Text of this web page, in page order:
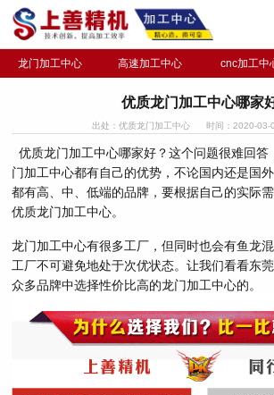
龙门加工中心 高速加工中心 cnc加工中
优质龙门加工中心哪家
出处：优质龙门加工中心 时间：2020-03-
优质龙门加工中心哪家好？这个问题很难回答
门加工中心都有自己的优势，不论国内还是国
都有高、中、低端的品牌，要根据自己的实际
优质龙门加工中心。
龙门加工中心有很多工厂，但同时也会有鱼龙
工厂不可避免地处于次优状态。让我们看看东
众多品牌中选择性价比高的龙门加工中心的。